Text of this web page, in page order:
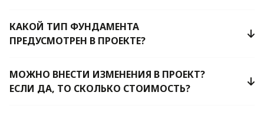
КАКОЙ ТИП ФУНДАМЕНТА
ПРЕДУСМОТРЕН В ПРОЕКТЕ?
МОЖНО ВНЕСТИ ИЗМЕНЕНИЯ В ПРОЕКТ?
ЕСЛИ ДА, ТО СКОЛЬКО СТОИМОСТЬ?